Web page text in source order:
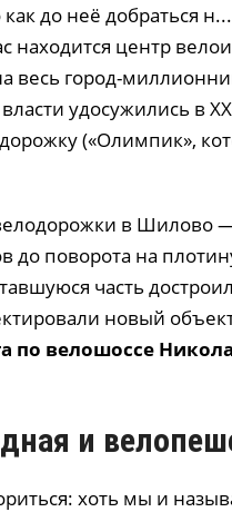
до неё добраться н...
находится центр
весь город-
удосужились в
(«Олимпик»,
в Шилово
до поворота на
часть
новый
по велошоссе
и
хоть мы и